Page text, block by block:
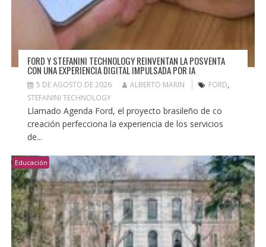
FORD Y STEFANINI TECHNOLOGY REINVENTAN LA POSVENTA
CON UNA EXPERIENCIA DIGITAL IMPULSADA POR IA
5 DE AGOSTO DE 2026 ALBERTO MARIN FORD,
STEFANINI TECHNOLOGY
Llamado Agenda Ford, el proyecto brasileño de co
creación perfecciona la experiencia de los servicios
de...
Educación